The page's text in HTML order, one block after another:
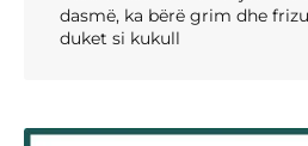
dasmë, ka bërë grim dhe
duket si kukull